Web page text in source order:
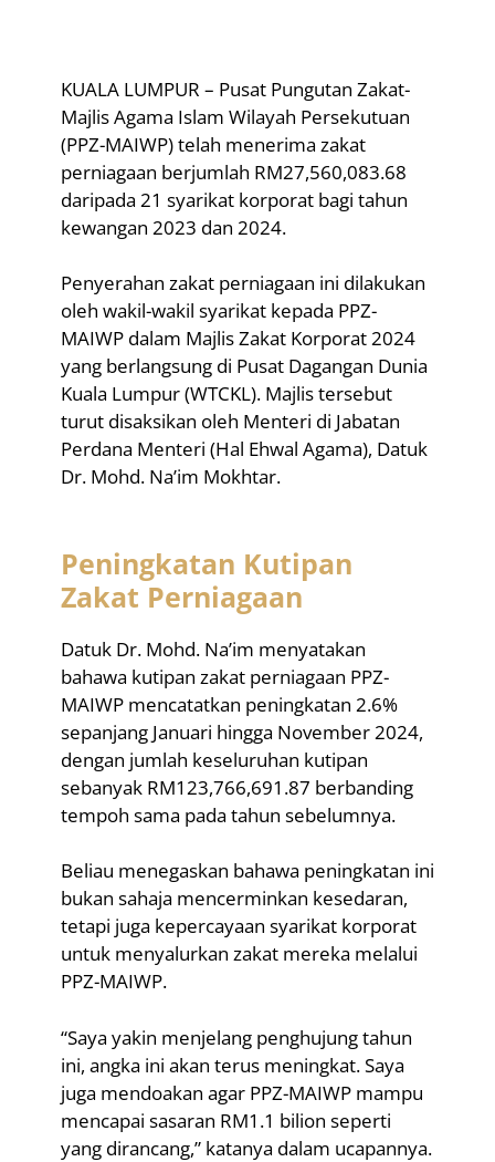
KUALA LUMPUR – Pusat Pungutan Zakat-
Majlis Agama Islam Wilayah Persekutuan
(PPZ-MAIWP) telah menerima zakat
perniagaan berjumlah RM27,560,083.68
daripada 21 syarikat korporat bagi tahun
kewangan 2023 dan 2024.
Penyerahan zakat perniagaan ini dilakukan
oleh wakil-wakil syarikat kepada PPZ-
MAIWP dalam Majlis Zakat Korporat 2024
yang berlangsung di Pusat Dagangan Dunia
Kuala Lumpur (WTCKL). Majlis tersebut
turut disaksikan oleh Menteri di Jabatan
Perdana Menteri (Hal Ehwal Agama), Datuk
Dr. Mohd. Na’im Mokhtar.
Peningkatan Kutipan
Zakat Perniagaan
Datuk Dr. Mohd. Na’im menyatakan
bahawa kutipan zakat perniagaan PPZ-
MAIWP mencatatkan peningkatan 2.6%
sepanjang Januari hingga November 2024,
dengan jumlah keseluruhan kutipan
sebanyak RM123,766,691.87 berbanding
tempoh sama pada tahun sebelumnya.
Beliau menegaskan bahawa peningkatan ini
bukan sahaja mencerminkan kesedaran,
tetapi juga kepercayaan syarikat korporat
untuk menyalurkan zakat mereka melalui
PPZ-MAIWP.
“Saya yakin menjelang penghujung tahun
ini, angka ini akan terus meningkat. Saya
juga mendoakan agar PPZ-MAIWP mampu
mencapai sasaran RM1.1 bilion seperti
yang dirancang,” katanya dalam ucapannya.